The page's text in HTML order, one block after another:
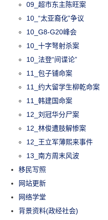
09_超市东主陈旺案
10_“太亚裔化”争议
10_G8-G20峰会
10_十字弩射杀案
10_法登“间谍论”
11_包子铺命案
11_约大留学生柳乾命案
11_韩建国命案
12_刘冠华分尸案
12_林俊遭肢解惨案
12_王立军薄熙来事件
13_南方周末风波
移民写照
网站更新
网络学堂
背景资料(政经社会)